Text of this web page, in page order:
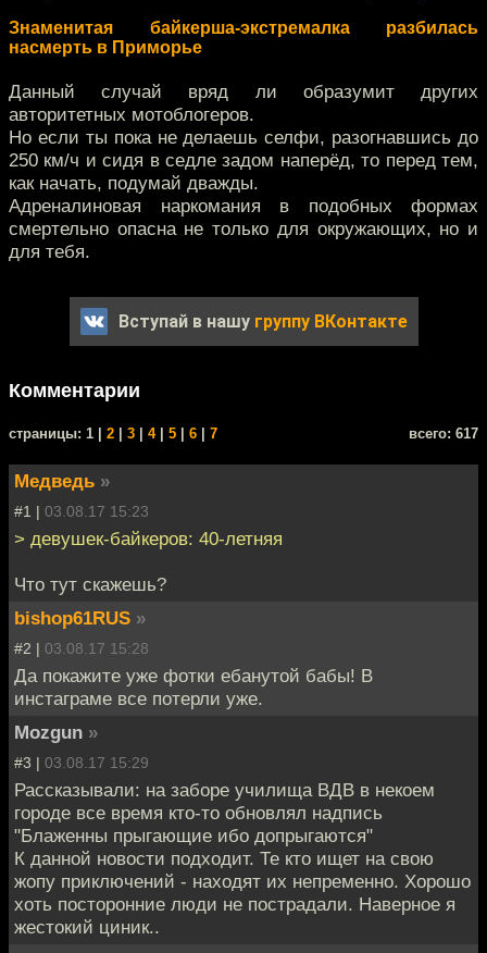
Знаменитая байкерша-экстремалка разбилась
насмерть в Приморье
Данный случай вряд ли образумит других
авторитетных мотоблогеров.
Но если ты пока не делаешь селфи, разогнавшись до
250 км/ч и сидя в седле задом наперёд, то перед тем,
как начать, подумай дважды.
Адреналиновая наркомания в подобных формах
смертельно опасна не только для окружающих, но и
для тебя.
Вступай в нашу группу ВКонтакте
Комментарии
cтраницы: 1 | 2 3 4| 5 6 7 всего: 617
Медведь »
#1 | 03.08.17 15:23
> девушек-байкеров: 40-летняя
Что тут скажешь?
bishop61RUS »
#2 | 03.08.17 15:28
Да покажите уже фотки ебанутой бабы! В
инстаграме все потерли уже.
Mozgun »
#3 | 03.08.17 15:29
Рассказывали: на заборе училища ВДВ в некоем
городе все время кто-то обновлял надпись
"Блаженны прыгающие ибо допрыгаются"
К данной новости подходит. Те кто ищет на свою
жопу приключений - находят их непременно. Хорошо
хоть посторонние люди не пострадали. Наверное я
жестокий циник..